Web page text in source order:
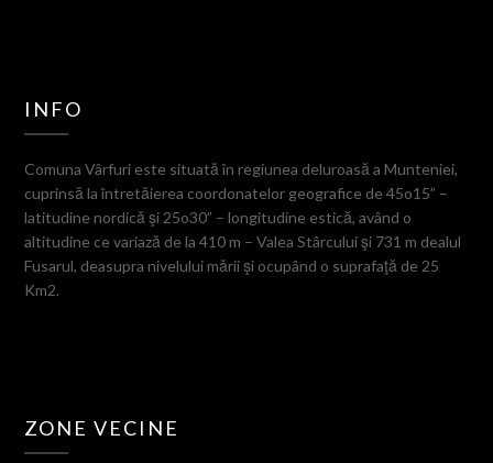
INFO
Comuna Vârfuri este situată în regiunea deluroasă a Munteniei,
cuprinsă la întretăierea coordonatelor geografice de 45o15” –
latitudine nordică şi 25o30” – longitudine estică, având o
altitudine ce variază de la 410 m – Valea Stârcului şi 731 m dealul
Fusarul, deasupra nivelului mării şi ocupând o suprafaţă de 25
Km2.
ZONE VECINE